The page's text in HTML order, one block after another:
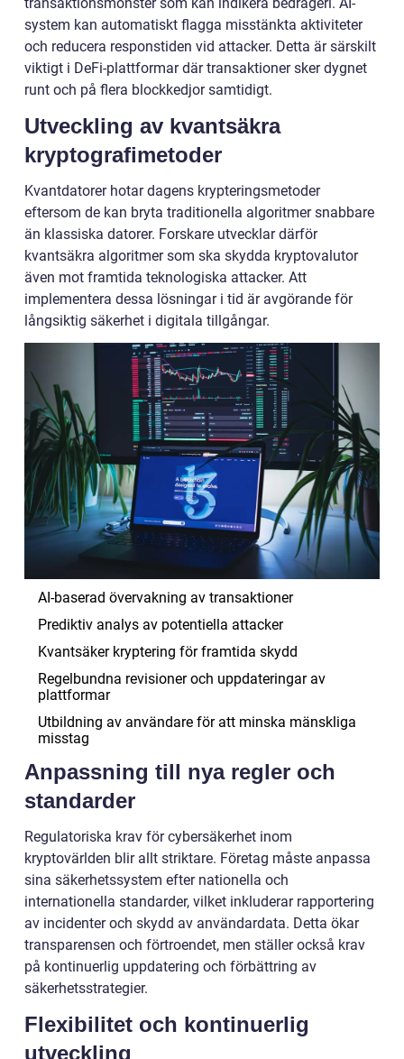
system kan automatiskt flagga misstänkta aktiviteter
och reducera responstiden vid attacker. Detta är särskilt
viktigt i DeFi-plattformar där transaktioner sker dygnet
runt och på flera blockkedjor samtidigt.
Utveckling av kvantsäkra
kryptografimetoder
Kvantdatorer hotar dagens krypteringsmetoder
eftersom de kan bryta traditionella algoritmer snabbare
än klassiska datorer. Forskare utvecklar därför
kvantsäkra algoritmer som ska skydda kryptovalutor
även mot framtida teknologiska attacker. Att
implementera dessa lösningar i tid är avgörande för
långsiktig säkerhet i digitala tillgångar.
AI-baserad övervakning av transaktioner
Prediktiv analys av potentiella attacker
Kvantsäker kryptering för framtida skydd
Regelbundna revisioner och uppdateringar av
plattformar
Utbildning av användare för att minska mänskliga
misstag
Anpassning till nya regler och
standarder
Regulatoriska krav för cybersäkerhet inom
kryptovärlden blir allt striktare. Företag måste anpassa
sina säkerhetssystem efter nationella och
internationella standarder, vilket inkluderar rapportering
av incidenter och skydd av användardata. Detta ökar
transparensen och förtroendet, men ställer också krav
på kontinuerlig uppdatering och förbättring av
säkerhetsstrategier.
Flexibilitet och kontinuerlig
utveckling